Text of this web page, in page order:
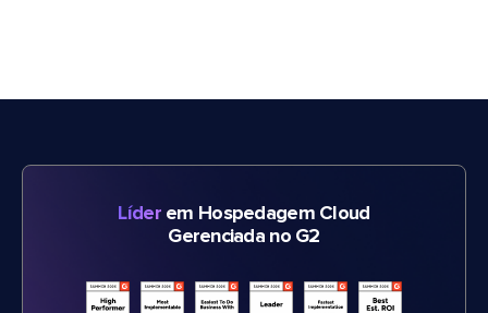
Líderem Hospedagem Cloud
Gerenciada no G2